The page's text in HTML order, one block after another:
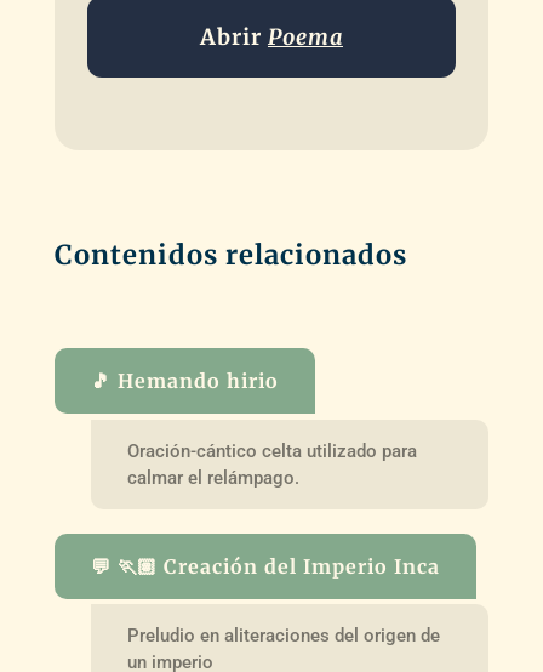
Abrir Poema
Contenidos relacionados
🎵 Hemando hirio
Oración-cántico celta utilizado para
calmar el relámpago.
💬 🏃🏽 Creación del Imperio Inca
Preludio en aliteraciones del origen de
un imperio